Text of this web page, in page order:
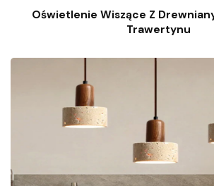
Oświetlenie Wiszące Z
Trawertynu